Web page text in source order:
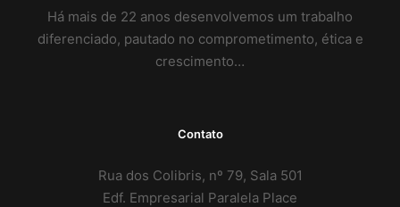
Há mais de 22 anos desenvolvemos um trabalho
diferenciado, pautado no comprometimento, ética e
crescimento…
Contato
Rua dos Colibris, nº 79, Sala 501
Edf. Empresarial Paralela Place